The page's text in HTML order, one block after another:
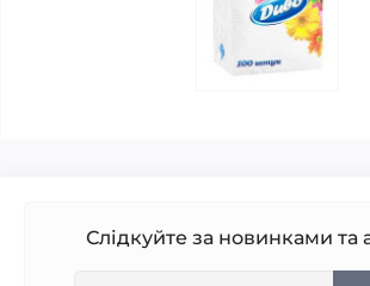
Слідкуйте за новинками та